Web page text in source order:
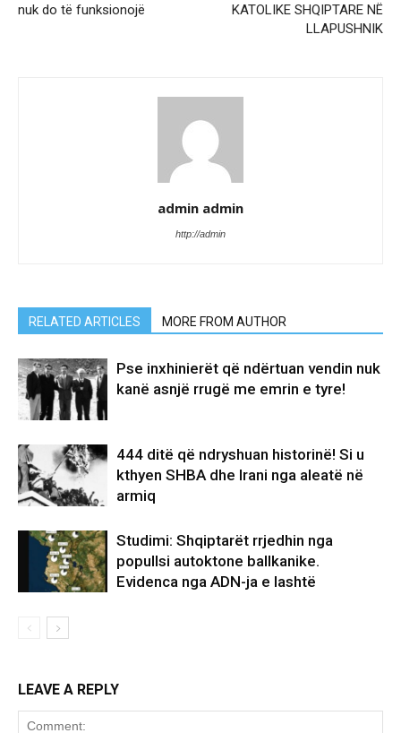
nuk do të funksionojë
KATOLIKE SHQIPTARE NË
LLAPUSHNIK
admin admin
http://admin
RELATED ARTICLES MORE FROM AUTHOR
Pse inxhinierët që ndërtuan vendin nuk
kanë asnjë rrugë me emrin e tyre!
444 ditë që ndryshuan historinë! Si u
kthyen SHBA dhe Irani nga aleatë në
armiq
Studimi: Shqiptarët rrjedhin nga
popullsi autoktone ballkanike.
Evidenca nga ADN-ja e lashtë
LEAVE A REPLY